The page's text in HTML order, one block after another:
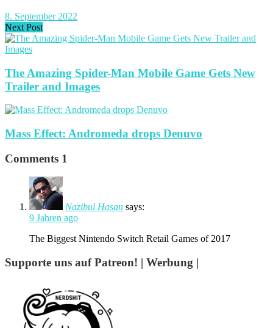
8. September 2022
Next Post
The Amazing Spider-Man Mobile Game Gets New
Trailer and Images
Mass Effect: Andromeda drops Denuvo
Comments 1
Nazibul Hasan says:
9 Jahren ago
The Biggest Nintendo Switch Retail Games of 2017
Supporte uns auf Patreon! | Werbung |